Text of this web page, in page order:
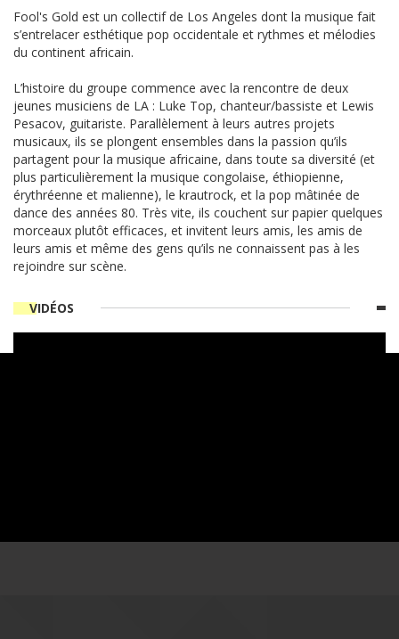
Fool's Gold est un collectif de Los Angeles dont la musique fait
s’entrelacer esthétique pop occidentale et rythmes et mélodies
du continent africain.
L’histoire du groupe commence avec la rencontre de deux
jeunes musiciens de LA : Luke Top, chanteur/bassiste et Lewis
Pesacov, guitariste. Parallèlement à leurs autres projets
musicaux, ils se plongent ensembles dans la passion qu’ils
partagent pour la musique africaine, dans toute sa diversité (et
plus particulièrement la musique congolaise, éthiopienne,
érythréenne et malienne), le krautrock, et la pop mâtinée de
dance des années 80. Très vite, ils couchent sur papier quelques
morceaux plutôt efficaces, et invitent leurs amis, les amis de
leurs amis et même des gens qu’ils ne connaissent pas à les
rejoindre sur scène.
VIDÉOS